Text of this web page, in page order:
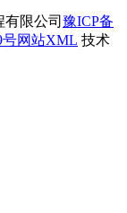
限公司 豫ICP备
号网站XML 技术